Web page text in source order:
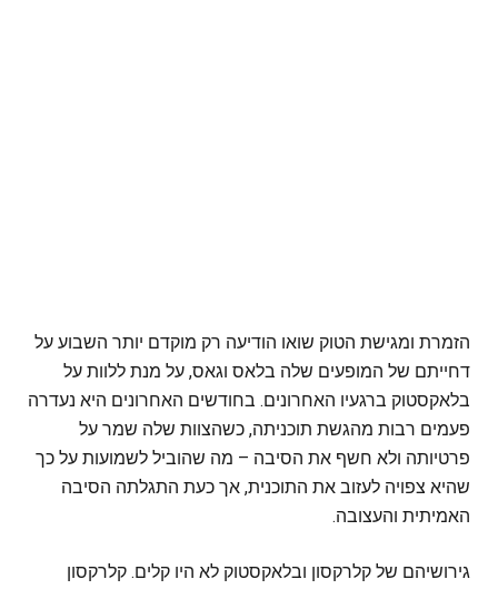
הזמרת ומגישת הטוק שואו הודיעה רק מוקדם יותר השבוע על
דחייתם של המופעים שלה בלאס וגאס, על מנת ללוות על
בלאקסטוק ברגעיו האחרונים. בחודשים האחרונים היא נעדרה
פעמים רבות מהגשת תוכניתה, כשהצוות שלה שמר על
פרטיותה ולא חשף את הסיבה – מה שהוביל לשמועות על כך
שהיא צפויה לעזוב את התוכנית, אך כעת התגלתה הסיבה
האמיתית והעצובה.
גירושיהם של קלרקסון ובלאקסטוק לא היו קלים. קלרקסון